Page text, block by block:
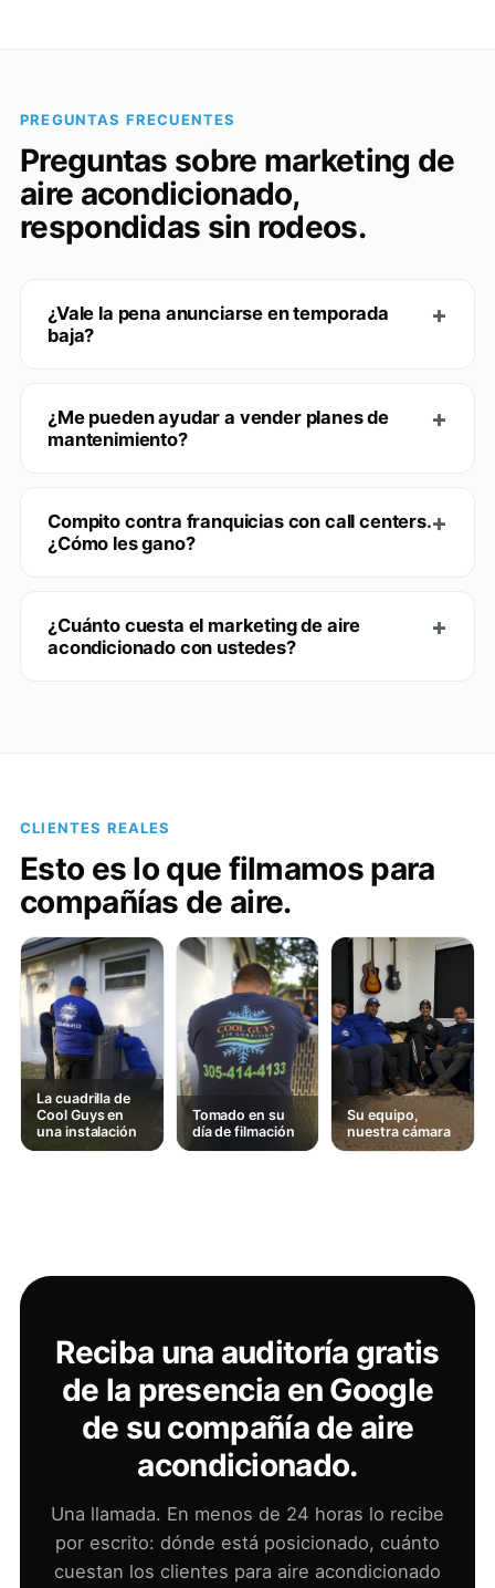
PREGUNTAS FRECUENTES
Preguntas sobre marketing de
aire acondicionado,
respondidas sin rodeos.
¿Vale la pena anunciarse en temporada
baja?
¿Me pueden ayudar a vender planes de
mantenimiento?
Compito contra franquicias con call centers.
¿Cómo les gano?
¿Cuánto cuesta el marketing de aire
acondicionado con ustedes?
CLIENTES REALES
Esto es lo que filmamos para
compañías de aire.
La cuadrilla de
Cool Guys en
una instalación
Tomado en su
día de filmación
Su equipo,
nuestra cámara
Reciba una auditoría gratis
de la presencia en Google
de su compañía de aire
acondicionado.
Una llamada. En menos de 24 horas lo recibe
por escrito: dónde está posicionado, cuánto
cuestan los clientes para aire acondicionado